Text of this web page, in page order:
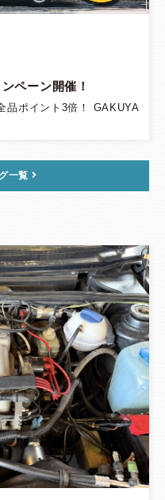
ペーン開催！
品ポイント3倍！ GAKUYA
一覧